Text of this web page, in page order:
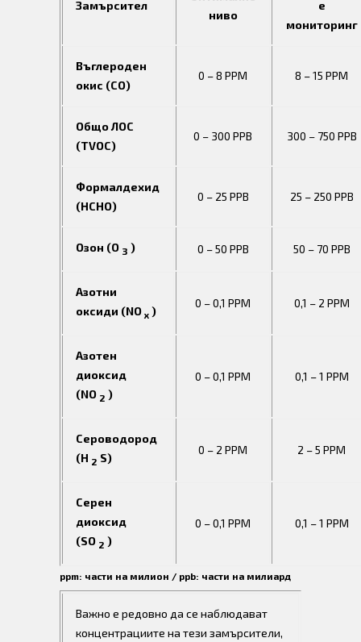
Замърсител
ниво
е
мониторинг
Въглероден
окис (CO)
0 – 8 PPM 8 – 15 PPM
Общо ЛОС
(TVOC)
0 – 300 PPB 300 – 750 PPB
Формалдехид
(HCHO)
0 – 25 PPB 25 – 250 PPB
Озон (O 3 ) 0 – 50 PPB 50 – 70 PPB
Азотни
оксиди (NOx )
0 – 0,1 PPM 0,1 – 2 PPM
Азотен
диоксид
(NO 2 )
0 – 0,1 PPM 0,1 – 1 PPM
Сероводород
(H 2 S)
0 – 2 PPM 2 – 5 PPM
Серен
диоксид
(SO 2 )
0 – 0,1 PPM 0,1 – 1 PPM
ppm: части на милион / ppb: части на милиард
Важно е редовно да се наблюдават
концентрациите на тези замърсители,